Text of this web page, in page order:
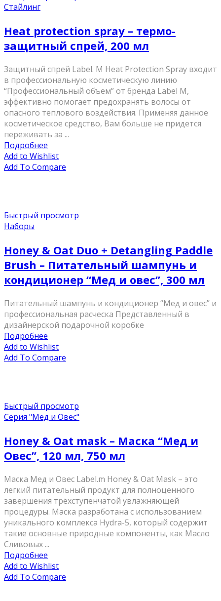
Стайлинг
Heat protection spray – термо-
защитный спрей, 200 мл
Защитный спрей Label. M Heat Protection Spray входит
в профессиональную косметическую линию
“Профессиональный объем” от бренда Label M,
эффективно помогает предохранять волосы от
опасного теплового воздействия. Применяя данное
косметическое средство, Вам больше не придется
переживать за ...
Подробнее
Add to Wishlist
Add To Compare
Быстрый просмотр
Наборы
Honey & Oat Duo + Detangling Paddle
Brush – Питательный шампунь и
кондиционер “Мед и овес”, 300 мл
Питательный шампунь и кондиционер “Мед и овес” и
профессиональная расческа Представленный в
дизайнерской подарочной коробке
Подробнее
Add to Wishlist
Add To Compare
Быстрый просмотр
Серия "Мед и Овес"
Honey & Oat mask – Маска “Мед и
Овес”, 120 мл, 750 мл
Маска Мед и Овес Label.m Honey & Oat Mask – это
легкий питательный продукт для полноценного
завершения трёхступенчатой увлажняющей
процедуры. Маска разработана с использованием
уникального комплекса Hydra-5, который содержит
такие основные природные компоненты, как Масло
Сливовых ...
Подробнее
Add to Wishlist
Add To Compare